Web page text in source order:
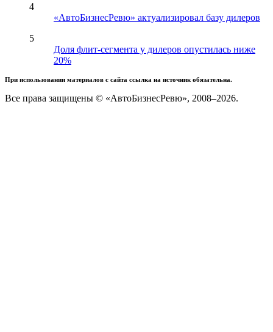
4
«АвтоБизнесРевю» актуализировал базу дилеров
5
Доля флит-сегмента у дилеров опустилась ниже
20%
При использовании материалов с сайта ссылка на источник обязательна.
Все права защищены © «АвтоБизнесРевю», 2008–2026.